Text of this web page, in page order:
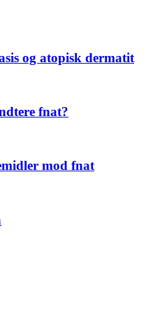
og atopisk dermatit
fnat?
mod fnat